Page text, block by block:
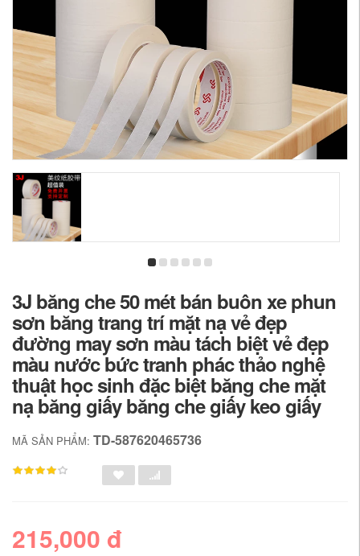
3J băng che 50 mét bán buôn xe phun
sơn băng trang trí mặt nạ vẻ đẹp
đường may sơn màu tách biệt vẻ đẹp
màu nước bức tranh phác thảo nghệ
thuật học sinh đặc biệt băng che mặt
nạ băng giấy băng che giấy keo giấy
MÃ SẢN PHẨM: TD-587620465736
215,000 đ